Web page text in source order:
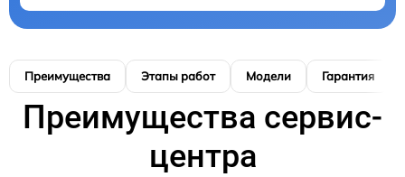
Преимущества Этапы работ Модели Гарантия
Преимущества сервис-
центра